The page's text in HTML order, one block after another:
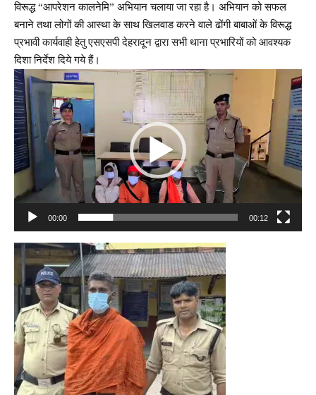
विरूद्ध “आपरेशन कालनेमि” अभियान चलाया जा रहा है। अभियान को सफल
बनाने तथा लोगों की आस्था के साथ खिलवाड करने वाले ढोंगी बाबाओं के विरूद्ध
प्रभावी कार्यवाही हेतु एसएसपी देहरादून द्वारा सभी थाना प्रभारियों को आवश्यक
दिशा निर्देश दिये गये हैं।
Video
Player
00:00 00:12